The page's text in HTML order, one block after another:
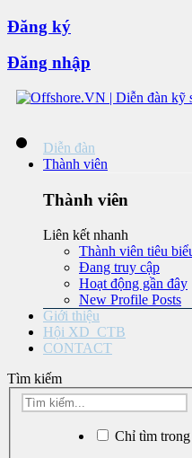
Đăng ký
Đăng nhập
Diễn đàn
Thành viên
Thành viên
Liên kết nhanh
Thành viên tiêu
Đang truy cập
Hoạt động gần đây
New Profile Posts
Giới thiệu
Hội XD_CTB
CONTACT
Tìm kiếm
Chỉ tìm trong